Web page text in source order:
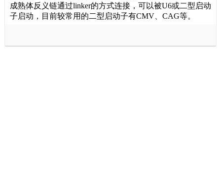
成熟体反义链通过linker的方式连接，可以被U6或二型启动
子启动，目前较常用的二型启动子有CMV CAG等。